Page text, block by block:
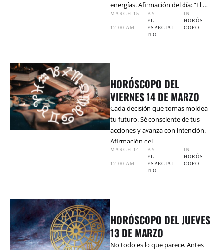
energías. Afirmación del día: “El …
MARCH 15
,
12:00 AM
BY
EL
ESPECIAL
ITO
IN
HORÓS
COPO
HORÓSCOPO DEL
VIERNES 14 DE MARZO
Cada decisión que tomas moldea
tu futuro. Sé consciente de tus
acciones y avanza con intención.
Afirmación del …
MARCH 14
,
12:00 AM
BY
EL
ESPECIAL
ITO
IN
HORÓS
COPO
HORÓSCOPO DEL JUEVES
13 DE MARZO
No todo es lo que parece. Antes